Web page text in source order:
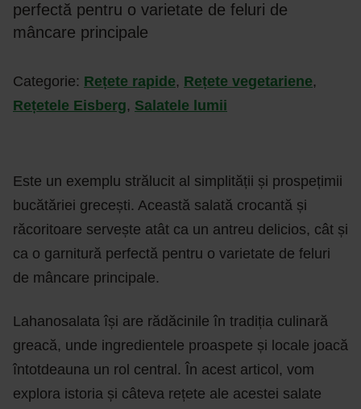
perfectă pentru o varietate de feluri de
mâncare principale
Categorie: Rețete rapide, Rețete vegetariene,
Rețetele Eisberg, Salatele lumii
Este un exemplu strălucit al simplității și prospețimii
bucătăriei grecești. Această salată crocantă și
răcoritoare servește atât ca un antreu delicios, cât și
ca o garnitură perfectă pentru o varietate de feluri
de mâncare principale.
Lahanosalata își are rădăcinile în tradiția culinară
greacă, unde ingredientele proaspete și locale joacă
întotdeauna un rol central. În acest articol, vom
explora istoria și câteva rețete ale acestei salate